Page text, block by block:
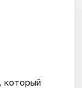
который